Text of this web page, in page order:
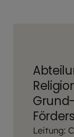
Leitung: